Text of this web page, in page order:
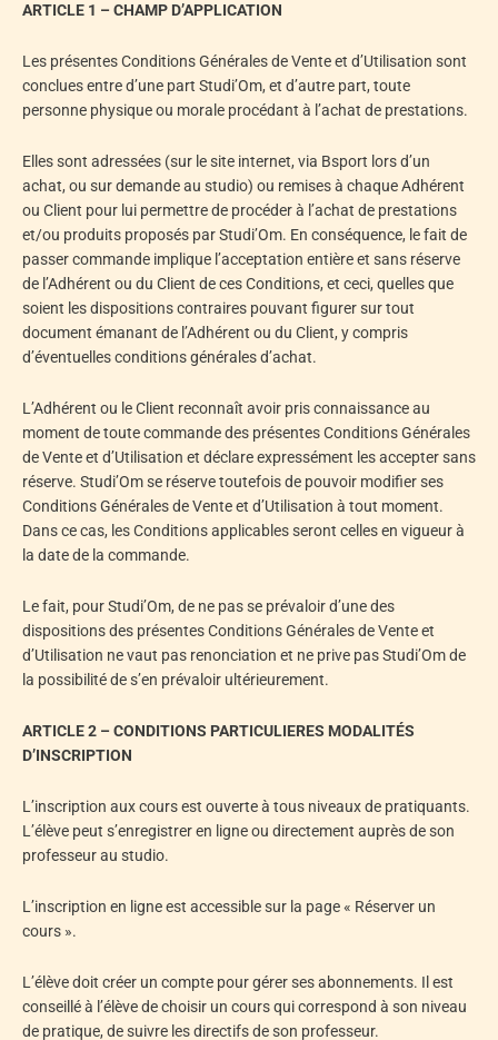
ARTICLE 1 – CHAMP D’APPLICATION
Les présentes Conditions Générales de Vente et d’Utilisation sont
conclues entre d’une part Studi’Om, et d’autre part, toute
personne physique ou morale procédant à l’achat de prestations.
Elles sont adressées (sur le site internet, via Bsport lors d’un
achat, ou sur demande au studio) ou remises à chaque Adhérent
ou Client pour lui permettre de procéder à l’achat de prestations
et/ou produits proposés par Studi’Om. En conséquence, le fait de
passer commande implique l’acceptation entière et sans réserve
de l’Adhérent ou du Client de ces Conditions, et ceci, quelles que
soient les dispositions contraires pouvant figurer sur tout
document émanant de l’Adhérent ou du Client, y compris
d’éventuelles conditions générales d’achat.
L’Adhérent ou le Client reconnaît avoir pris connaissance au
moment de toute commande des présentes Conditions Générales
de Vente et d’Utilisation et déclare expressément les accepter sans
réserve. Studi’Om se réserve toutefois de pouvoir modifier ses
Conditions Générales de Vente et d’Utilisation à tout moment.
Dans ce cas, les Conditions applicables seront celles en vigueur à
la date de la commande.
Le fait, pour Studi’Om, de ne pas se prévaloir d’une des
dispositions des présentes Conditions Générales de Vente et
d’Utilisation ne vaut pas renonciation et ne prive pas Studi’Om de
la possibilité de s’en prévaloir ultérieurement.
ARTICLE 2 – CONDITIONS PARTICULIERES MODALITÉS
D’INSCRIPTION
L’inscription aux cours est ouverte à tous niveaux de pratiquants.
L’élève peut s’enregistrer en ligne ou directement auprès de son
professeur au studio.
L’inscription en ligne est accessible sur la page « Réserver un
cours ».
L’élève doit créer un compte pour gérer ses abonnements. Il est
conseillé à l’élève de choisir un cours qui correspond à son niveau
de pratique, de suivre les directifs de son professeur.